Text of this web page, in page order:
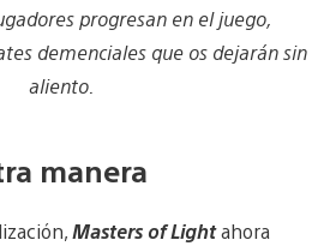
progresan en el juego,
demenciales que os dejarán sin
aliento.
manera
Masters of Lightahora